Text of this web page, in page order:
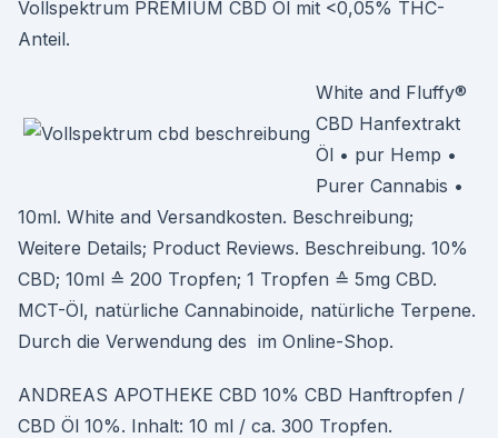
Vollspektrum PREMIUM CBD Öl mit <0,05% THC-
Anteil.
White and Fluffy®
CBD Hanfextrakt
Öl • pur Hemp •
Purer Cannabis •
10ml. White and Versandkosten. Beschreibung;
Weitere Details; Product Reviews. Beschreibung. 10%
CBD; 10ml ≙ 200 Tropfen; 1 Tropfen ≙ 5mg CBD.
MCT-Öl, natürliche Cannabinoide, natürliche Terpene.
Durch die Verwendung des im Online-Shop.
ANDREAS APOTHEKE CBD 10% CBD Hanftropfen /
CBD Öl 10%. Inhalt: 10 ml / ca. 300 Tropfen.